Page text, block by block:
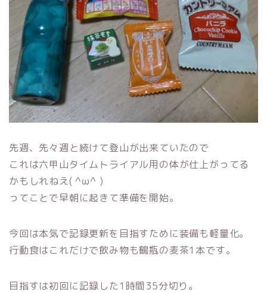
先週、先々週と続けて登山が出来ていたので
これは六甲山タイムトライアル用の体が仕上がってる
かもしれねえ( ^ω^ )
ってことで早朝に起きて準備を開始。
今回は本気で記録更新を目指すために装備も軽量化。
行動食はこれだけで飲み物も鶴瓶の麦茶1本です。
目指すは初回に記録した1時間35分切り。